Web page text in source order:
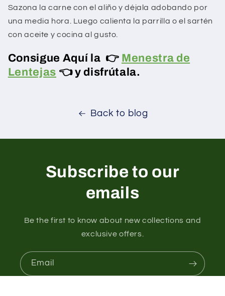
Sazona la carne con el aliño y déjala adobando por
una media hora. Luego calienta la parrilla o el sartén
con aceite y cocina al gusto.
Consigue Aquí la 👉 Menestra de
Lentejas 👈 y disfrútala.
Back to blog
Subscribe to our
emails
Be the first to know about new collections and
exclusive offers.
Email